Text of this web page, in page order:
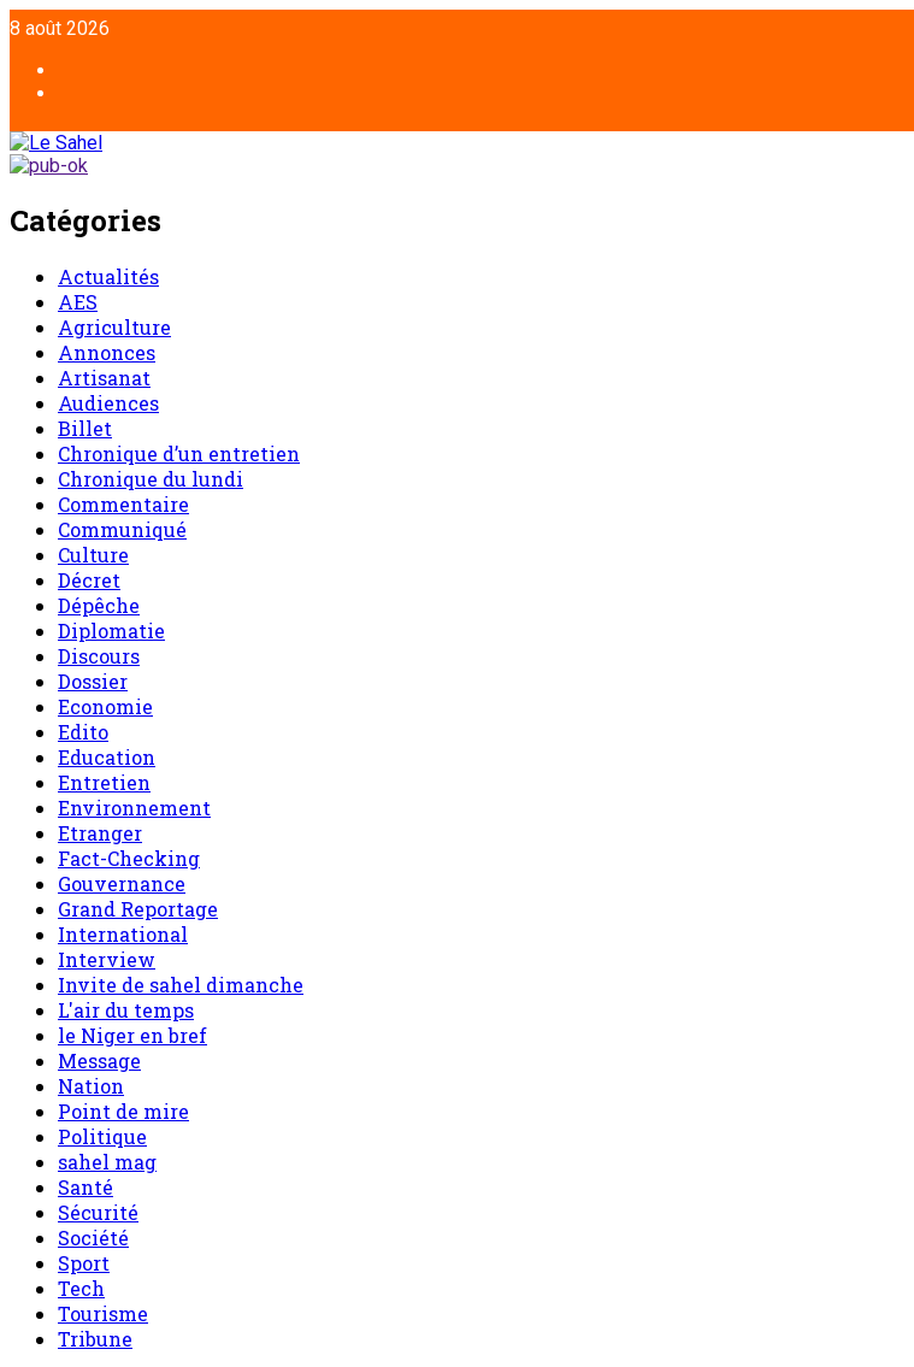
Aller
au
contenu
8 août 2026
Catégories
Actualités
AES
Agriculture
Annonces
Artisanat
Audiences
Billet
Chronique d’un entretien
Chronique du lundi
Commentaire
Communiqué
Culture
Décret
Dépêche
Diplomatie
Discours
Dossier
Economie
Edito
Education
Entretien
Environnement
Etranger
Fact-Checking
Gouvernance
Grand Reportage
International
Interview
Invite de sahel dimanche
L'air du temps
le Niger en bref
Message
Nation
Point de mire
Politique
sahel mag
Santé
Sécurité
Société
Sport
Tech
Tourisme
Tribune